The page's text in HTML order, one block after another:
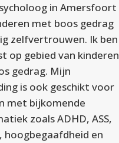
in Amersfoort
met boos gedrag
zelfvertrouwen. Ik ben
op gebied van kinderen
gedrag. Mijn
is ook geschikt voor
met bijkomende
zoals ADHD, ASS,
hoogbegaafdheid en